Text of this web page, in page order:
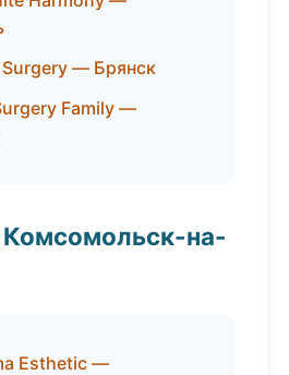
— Брянск
Family —
на-
Esthetic —